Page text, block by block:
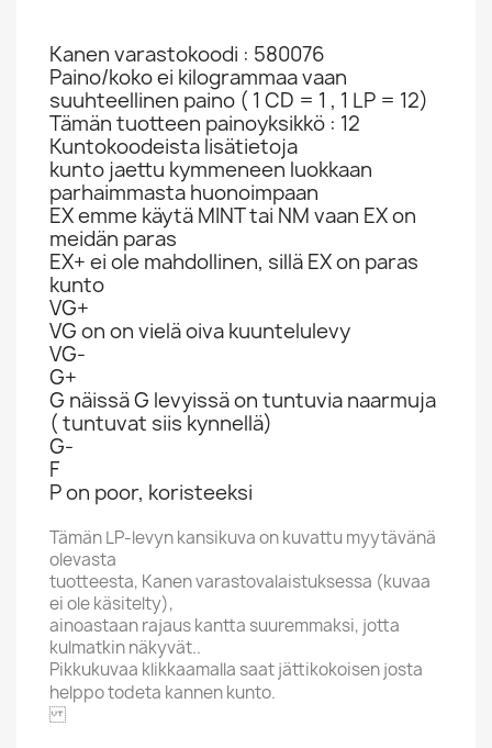
Kanen varastokoodi : 580076
Paino/koko ei kilogrammaa vaan
suuhteellinen paino ( 1 CD = 1 , 1 LP = 12)
Tämän tuotteen painoyksikkö : 12
Kuntokoodeista lisätietoja
kunto jaettu kymmeneen luokkaan
parhaimmasta huonoimpaan
EX emme käytä MINT tai NM vaan EX on
meidän paras
EX+ ei ole mahdollinen, sillä EX on paras
kunto
VG+
VG on on vielä oiva kuuntelulevy
VG-
G+
G näissä G levyissä on tuntuvia naarmuja
( tuntuvat siis kynnellä)
G-
F
P on poor, koristeeksi
Tämän LP-levyn kansikuva on kuvattu myytävänä
olevasta
tuotteesta, Kanen varastovalaistuksessa (kuvaa
ei ole käsitelty),
ainoastaan rajaus kantta suuremmaksi, jotta
kulmatkin näkyvät..
Pikkukuvaa klikkaamalla saat jättikokoisen josta
helppo todeta kannen kunto.